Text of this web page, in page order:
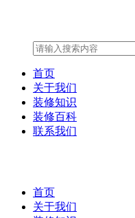
首页
关于我们
装修知识
装修百科
联系我们
首页
关于我们